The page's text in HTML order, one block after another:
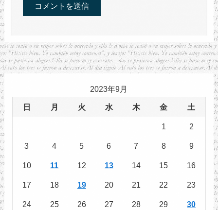
2023年9月
日 月 火 水 木 金 土
1 2
3 4 5 6 7 8 9
10 11 12 13 14 15 16
17 18 19 20 21 22 23
24 25 26 27 28 29 30